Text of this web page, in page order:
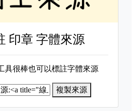
印章 字體來源
具很棒也可以標註字體來源
複製來源